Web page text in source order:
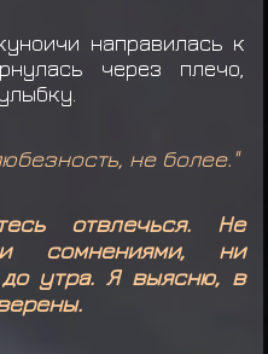
направилась к
через плечо,
не более."
отвлечься. Не
сомнениями, ни
утра. Я выясню, в